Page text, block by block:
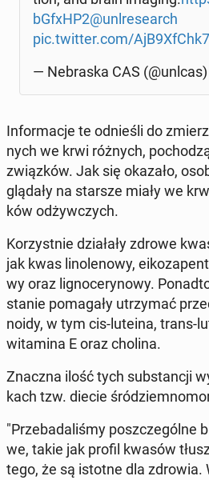
bG­fxHP2@unl­re­se­arch
pic.twitter.com/AjB9XfChk7
— Ne­bra­ska CAS (@unlcas)
In­for­ma­cje te od­nie­śli do
nych we krwi różnych,
związ­ków. Jak się okazało,
glą­da­ły na starsze miały we
ków od­żyw­czych.
Ko­rzyst­nie dzia­ła­ły zdrowe
jak kwas li­no­le­no­wy,
wy oraz li­gno­ce­ry­no­wy.
stanie po­ma­ga­ły utrzy­mać
no­idy, w tym cis-luteina, trans-
wi­ta­mi­na E oraz cholina.
Znaczna ilość tych sub­stan­cji
kach tzw. diecie
"Prze­ba­da­li­śmy po­szcze­gól­ne
we, takie jak profil kwasów
tego, że są istotne dla zdrowia.